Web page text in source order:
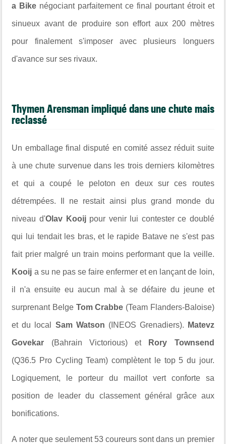
a Bike négociant parfaitement ce final pourtant étroit et
sinueux avant de produire son effort aux 200 mètres
pour finalement s'imposer avec plusieurs longuers
d'avance sur ses rivaux.
Thymen Arensman impliqué dans une chute mais
reclassé
Un emballage final disputé en comité assez réduit suite
à une chute survenue dans les trois derniers kilomètres
et qui a coupé le peloton en deux sur ces routes
détrempées. Il ne restait ainsi plus grand monde du
niveau d'Olav Kooijpour venir lui contester ce doublé
qui lui tendait les bras, et le rapide Batave ne s'est pas
fait prier malgré un train moins performant que la veille.
Kooij a su ne pas se faire enfermer et en lançant de loin,
il n'a ensuite eu aucun mal à se défaire du jeune et
surprenant Belge Tom Crabbe (Team Flanders-Baloise)
et du local Sam Watson (INEOS Grenadiers). Matevz
Govekar (Bahrain Victorious) et Rory Townsend
(Q36.5 Pro Cycling Team) complètent le top 5 du jour.
Logiquement, le porteur du maillot vert conforte sa
position de leader du classement général grâce aux
bonifications.
A noter que seulement 53 coureurs sont dans un premier